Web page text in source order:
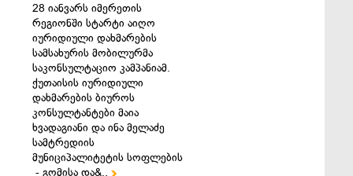
28 იანვარს იმერეთის
რეგიონში სტარტი აიღო
იურიდიული დახმარების
სამსახურის მობილურმა
საკონსულტაციო კამპანიამ.
ქუთაისის იურიდიული
დახმარების ბიუროს
კონსულტანტები მაია
ხვადაგიანი და ინა მელაძე
სამტრედიის
მუნიციპალიტეტის სოფლების
- გომისა და&..